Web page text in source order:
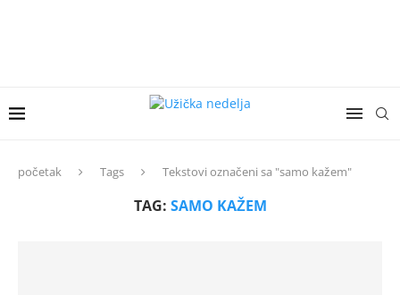
početak Tags Tekstovi označeni sa "samo kažem"
TAG: SAMO KAŽEM